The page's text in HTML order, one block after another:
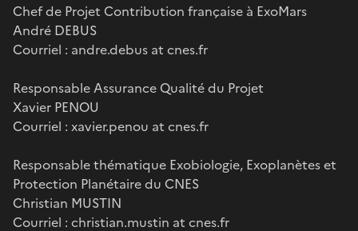
Chef de Projet Contribution française à ExoMars
André DEBUS
Courriel : andre.debus at cnes.fr
Responsable Assurance Qualité du Projet
Xavier PENOU
Courriel : xavier.penou at cnes.fr
Responsable thématique Exobiologie, Exoplanètes et
Protection Planétaire du CNES
Christian MUSTIN
Courriel : christian.mustin at cnes.fr